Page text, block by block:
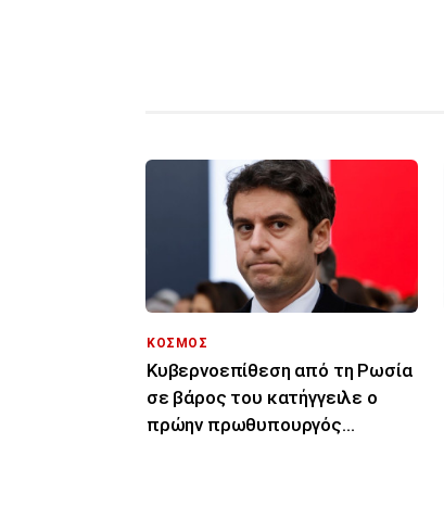
ΚΟΣΜΟΣ
Κυβερνοεπίθεση από τη Ρωσία
σε βάρος του κατήγγειλε ο
πρώην πρωθυπουργός